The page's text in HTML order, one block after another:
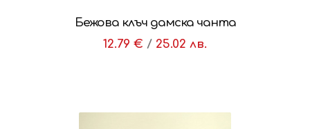
Бежова клъч дамска чанта
12.79 € / 25.02 лв.